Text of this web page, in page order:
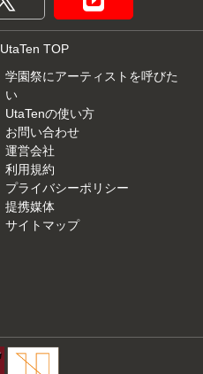
UtaTen TOP
学園祭にアーティストを呼びた
い
UtaTenの使い方
お問い合わせ
運営会社
利用規約
プライバシーポリシー
提携媒体
サイトマップ